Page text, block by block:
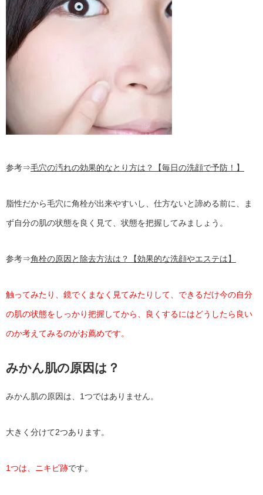
参考⇒毛穴の汚れの効果的なとり方は？【毎日の洗顔で予防！】
脂性だから毛穴に角栓が出来やすいし、仕方ないと諦める前に、ま
ず自分の肌の状態を良く見て、状態を把握してみましょう。
参考⇒角栓の原因と除去方法は？【効果的な洗顔やエステは】
触ってみたり、鏡でくまなく見てみたりして、できるだけ今の自分
の肌の状態をしっかり把握してから、良くするにはどうしたら良い
のか考えてみるのがお薦めです。
みかん肌の原因は？
みかん肌の原因は、1つではありません。
大きく分けて2つあります。
1つは、ニキビ跡です。